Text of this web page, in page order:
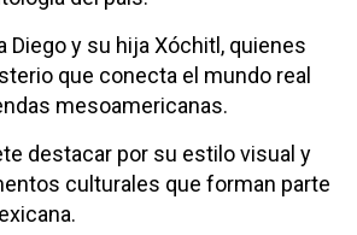
Diego y su hija Xóchitl, quienes
que conecta el mundo real
mesoamericanas.
destacar por su estilo visual y
culturales que forman parte